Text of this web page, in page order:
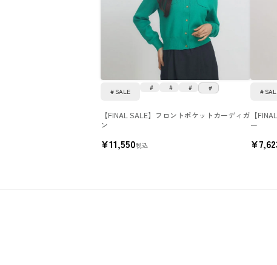
【FINAL SALE】フロントポケットカーディガ
ン
SALE
¥11,550税込
【
ー
¥